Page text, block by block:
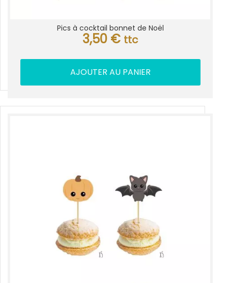
Pics à cocktail bonnet de Noël
3,50 € ttc
AJOUTER AU PANIER